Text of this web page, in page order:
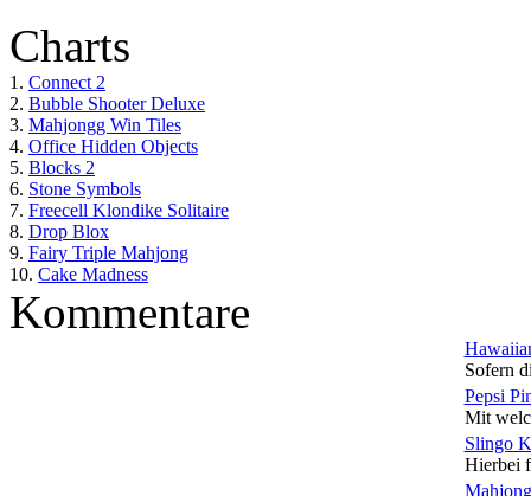
Charts
1. Connect 2
2. Bubble Shooter Deluxe
3. Mahjongg Win Tiles
4. Office Hidden Objects
5. Blocks 2
6. Stone Symbols
7. Freecell Klondike Solitaire
8. Drop Blox
9. Fairy Triple Mahjong
10. Cake Madness
Kommentare
Sofern
Pepsi
Mit
Slingo
Hierbei